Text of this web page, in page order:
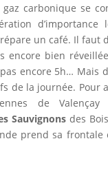
carbonique se
un café. Il faut
encore bien
pas encore 5h… Mais
de la journée. Pour
de
Sauvignons des
prend sa frontale